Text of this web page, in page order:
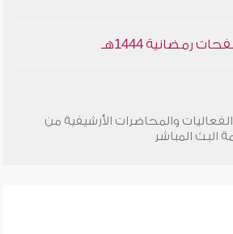
رمضانية 1444هـ
والمحاضرات الأرشيفية من
البث المباشر